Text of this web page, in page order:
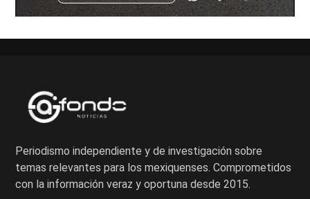
Periodismo independiente y de investigación sobre
temas relevantes para los mexiquenses. Comprometidos
con la información veraz y oportuna desde 2015.